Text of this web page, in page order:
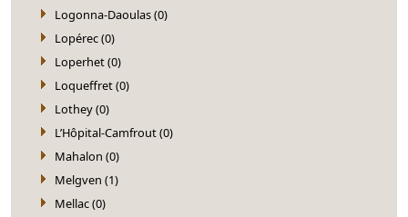
Logonna-Daoulas (0)
Lopérec (0)
Loperhet (0)
Loqueffret (0)
Lothey (0)
L’Hôpital-Camfrout (0)
Mahalon (0)
Melgven (1)
Mellac (0)